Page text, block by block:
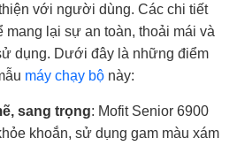
với người dùng. Các chi tiết
lại sự an toàn, thoải mái và
dụng. Dưới đây là những điểm
máy chạy bộ này:
sang trọng: Mofit Senior 6900
khoắn, sử dụng gam màu xám